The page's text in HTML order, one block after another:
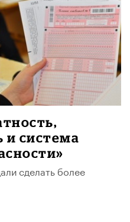
и система
сделать более